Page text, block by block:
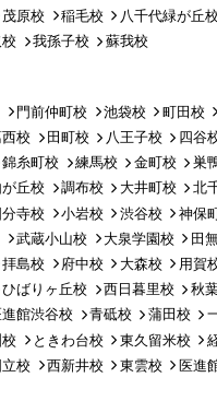
茂原校 稲毛校 八千代緑が丘校
我孫子校 蘇我校
門前仲町校 池袋校 町田校
校 田町校 八王子校 四谷
錦糸町校 練馬校 金町校 巣
丘校 調布校 大井町校 北
分寺校 小岩校 渋谷校 神保
武蔵小山校 大泉学園校 田
拝島校 府中校 大森校 用賀
ひばりヶ丘校 西日暮里校 秋
進館渋谷校 青砥校 蒲田校
ときわ台校 東久留米校
立校 西新井校 東雲校
医進